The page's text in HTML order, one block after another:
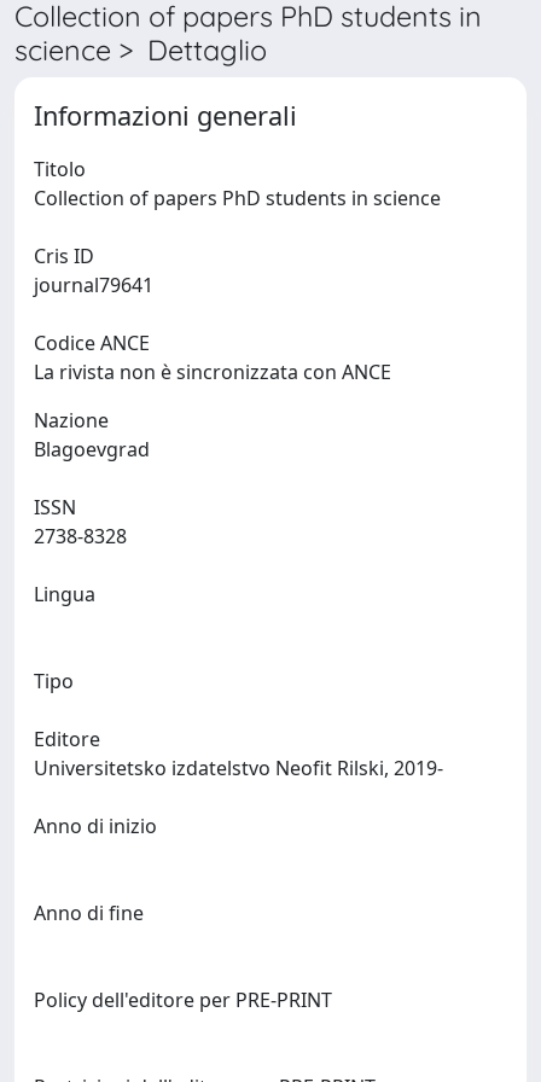
Collection of papers PhD students in
science > Dettaglio
Informazioni generali
Titolo
Cris ID
Codice ANCE
La rivista non è sincronizzata con ANCE
Nazione
ISSN
Lingua
Tipo
Editore
Anno di inizio
Anno di fine
Policy dell'editore per PRE-PRINT